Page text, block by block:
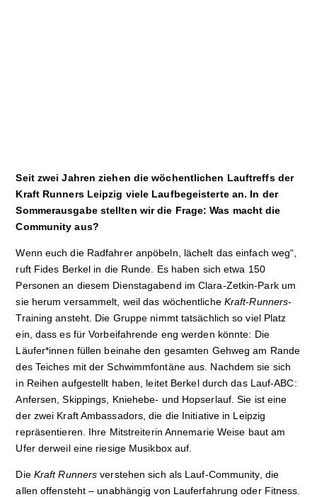
Seit zwei Jahren ziehen die wöchentlichen Lauftreffs der
Kraft Runners Leipzig viele Laufbegeisterte an. In der
Sommerausgabe stellten wir die Frage: Was macht die
Community aus?
Wenn euch die Radfahrer anpöbeln, lächelt das einfach weg“,
ruft Fides Berkel in die Runde. Es haben sich etwa 150
Personen an diesem Dienstagabend im Clara-Zetkin-Park um
sie herum versammelt, weil das wöchentliche Kraft-Runners-
Training ansteht. Die Gruppe nimmt tatsächlich so viel Platz
ein, dass es für Vorbeifahrende eng werden könnte: Die
Läufer*innen füllen beinahe den gesamten Gehweg am Rande
des Teiches mit der Schwimmfontäne aus. Nachdem sie sich
in Reihen aufgestellt haben, leitet Berkel durch das Lauf-ABC:
Anfersen, Skippings, Kniehebe- und Hopserlauf. Sie ist eine
der zwei Kraft Ambassadors, die die Initiative in Leipzig
repräsentieren. Ihre Mitstreiterin Annemarie Weise baut am
Ufer derweil eine riesige Musikbox auf.
Die Kraft Runners verstehen sich als Lauf-Community, die
allen offensteht – unabhängig von Lauferfahrung oder Fitness.